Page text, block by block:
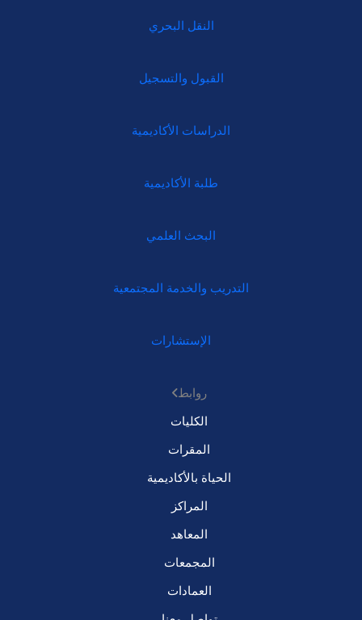
النقل البحري
القبول والتسجيل
الدراسات الأكاديمية
طلبة الأكاديمية
البحث العلمي
التدريب والخدمة المجتمعية
الإستشارات
روابط
الكليات
المقرات
الحياة بالأكاديمية
المراكز
المعاهد
المجمعات
العمادات